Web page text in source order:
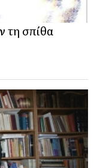
τη σπίθα